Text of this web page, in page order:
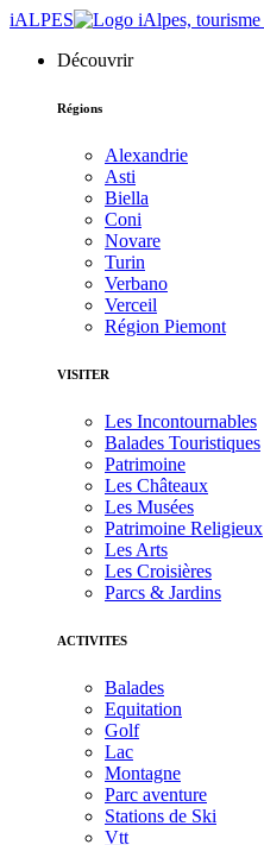
iALPES
Découvrir
Régions
Alexandrie
Asti
Biella
Coni
Novare
Turin
Verbano
Verceil
Région Piemont
VISITER
Les Incontournables
Balades Touristiques
Patrimoine
Les Châteaux
Les Musées
Patrimoine Religieux
Les Arts
Les Croisières
Parcs & Jardins
ACTIVITES
Balades
Equitation
Golf
Lac
Montagne
Parc aventure
Stations de Ski
Vtt